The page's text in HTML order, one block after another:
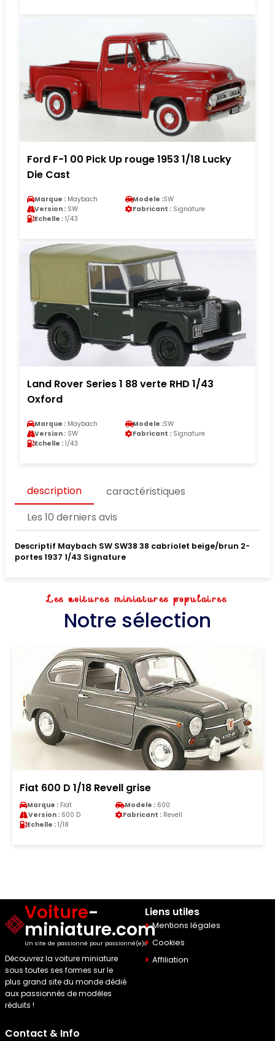
Ford F-1 00 Pick Up rouge 1953 1/18 Lucky
Die Cast
Marque : Maybach Modele :SW
Version : SW Fabricant : Signature
Echelle : 1/43
Land Rover Series 1 88 verte RHD 1/43
Oxford
Marque : Maybach Modele :SW
Version : SW Fabricant : Signature
Echelle : 1/43
description
caractéristiques
Les 10 derniers avis
Descriptif Maybach SW SW38 38 cabriolet beige/brun 2-
portes 1937 1/43 Signature
Les voitures miniatures populaires
Notre sélection
Fiat 600 D 1/18 Revell grise
Marque : Fiat Modele : 600
Version : 600 D Fabricant : Revell
Echelle : 1/18
Voiture-
miniature.com
Un site de passionné pour passionné(e)s
Découvrez la voiture miniature
sous toutes ses formes sur le
plus grand site du monde dédié
aux passionnés de modèles
réduits !
Liens utiles
Mentions légales
Cookies
Affiliation
Contact & Info